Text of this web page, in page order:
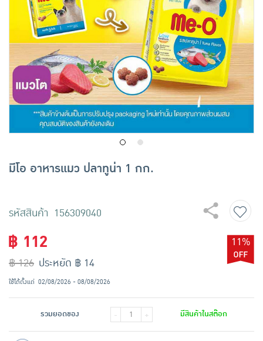
เครื่องดื่มและผงชงดื่ม
เครื่องปรุงรสและของแห้ง
ขนมขบเคี้ยว และช็อคโกแลต
อาหารสด ผัก ผลไม้และเบเกอรี่
มือถือ
พระเครื่อง test pop
มีโอ อาหารแมว ปลาทูน่า 1 กก.
รหัสสินค้า 156309040
฿ 112
฿ 126
11%
ประหยัด ฿ 14
ใช้ได้ตั้งแต่ 02/08/2026 - 08/08/2026
รวมยอดของ - + มีสินค้าในสต๊อก